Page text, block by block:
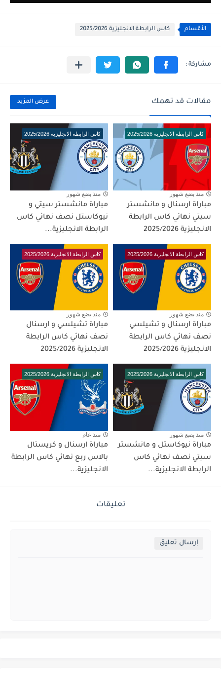
الأقسام كاس الرابطة الانجليزية 2025/2026
مقالات قد تهمك عرض المزيد
كاس الرابطة الانجليزية 2025/2026
منذ بضع شهور
مباراة ارسنال و مانشستر
سيتي نهائي كاس الرابطة
الانجليزية 2025/2026
كاس الرابطة الانجليزية 2025/2026
منذ بضع شهور
مباراة مانشستر سيتي و
نيوكاستل نصف نهائي كاس
الرابطة الانجليزية...
كاس الرابطة الانجليزية 2025/2026
منذ بضع شهور
مباراة ارسنال و تشيلسي
نصف نهائي كاس الرابطة
الانجليزية 2025/2026
كاس الرابطة الانجليزية 2025/2026
منذ بضع شهور
مباراة تشيلسي و ارسنال
نصف نهائي كاس الرابطة
الانجليزية 2025/2026
كاس الرابطة الانجليزية 2025/2026
منذ بضع شهور
مباراة نيوكاستل و مانشستر
سيتي نصف نهائي كاس
الرابطة الانجليزية...
كاس الرابطة الانجليزية 2025/2026
منذ عام
مباراة ارسنال و كريستال
بالاس ربع نهائي كاس الرابطة
الانجليزية...
تعليقات
إرسال تعليق